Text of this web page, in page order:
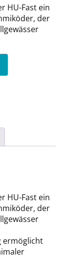
HU-Fast ein
der
HU-Fast ein
der
ermöglicht